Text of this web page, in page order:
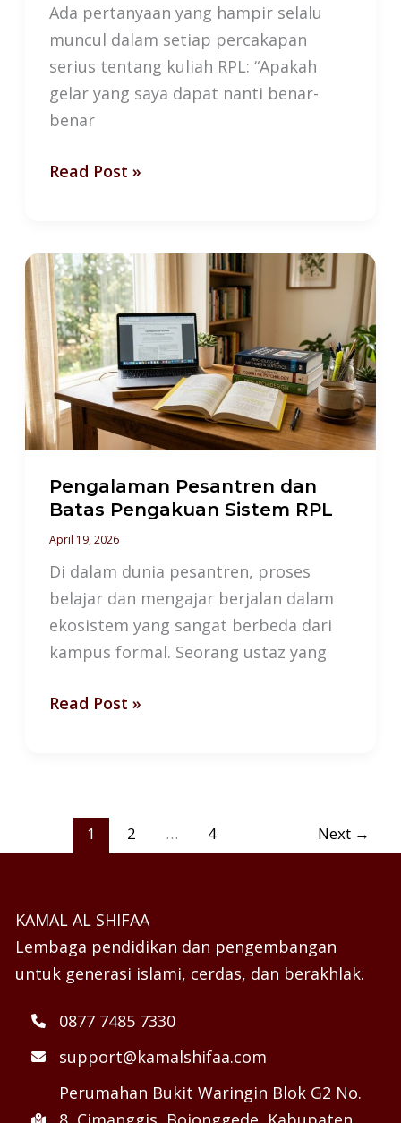
Ada pertanyaan yang hampir selalu
muncul dalam setiap percakapan
serius tentang kuliah RPL: “Apakah
gelar yang saya dapat nanti benar-
benar
Read Post »
Pengalaman Pesantren dan
Batas Pengakuan Sistem RPL
April 19, 2026
Di dalam dunia pesantren, proses
belajar dan mengajar berjalan dalam
ekosistem yang sangat berbeda dari
kampus formal. Seorang ustaz yang
Pengalaman
Pesantren
dan
Batas
Pengakuan
Sistem
RPL
Read Post »
1 2 … 4 Next →
KAMAL AL SHIFAA
Lembaga pendidikan dan pengembangan
untuk generasi islami, cerdas, dan berakhlak.
0877 7485 7330
support@kamalshifaa.com
Perumahan Bukit Waringin Blok G2 No.